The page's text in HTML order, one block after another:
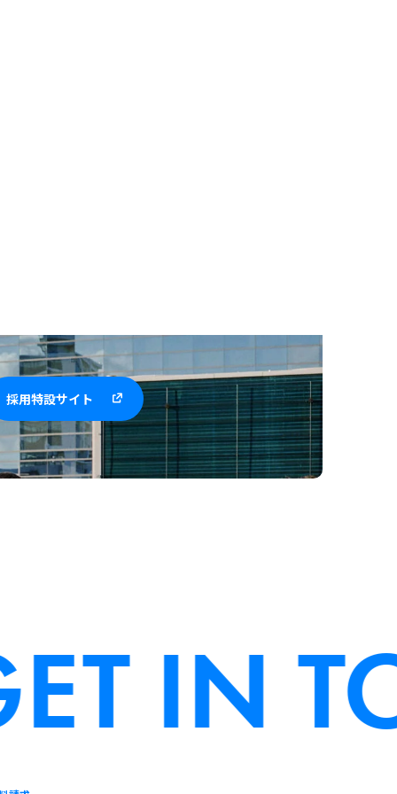
採用特設サイト
IN